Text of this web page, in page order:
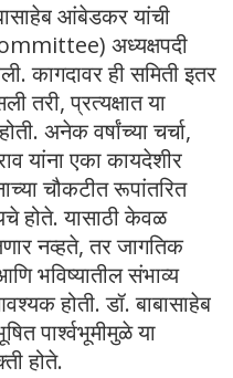
आंबेडकर यांची
अध्यक्षपदी
कागदावर ही समिती इतर
तरी, प्रत्यक्षात या
अनेक वर्षांच्या चर्चा,
यांना एका कायदेशीर
चौकटीत रूपांतरित
होते. यासाठी केवळ
नव्हते, तर जागतिक
भविष्यातील संभाव्य
होती. डॉ. बाबासाहेब
पार्श्वभूमीमुळे या
होते.